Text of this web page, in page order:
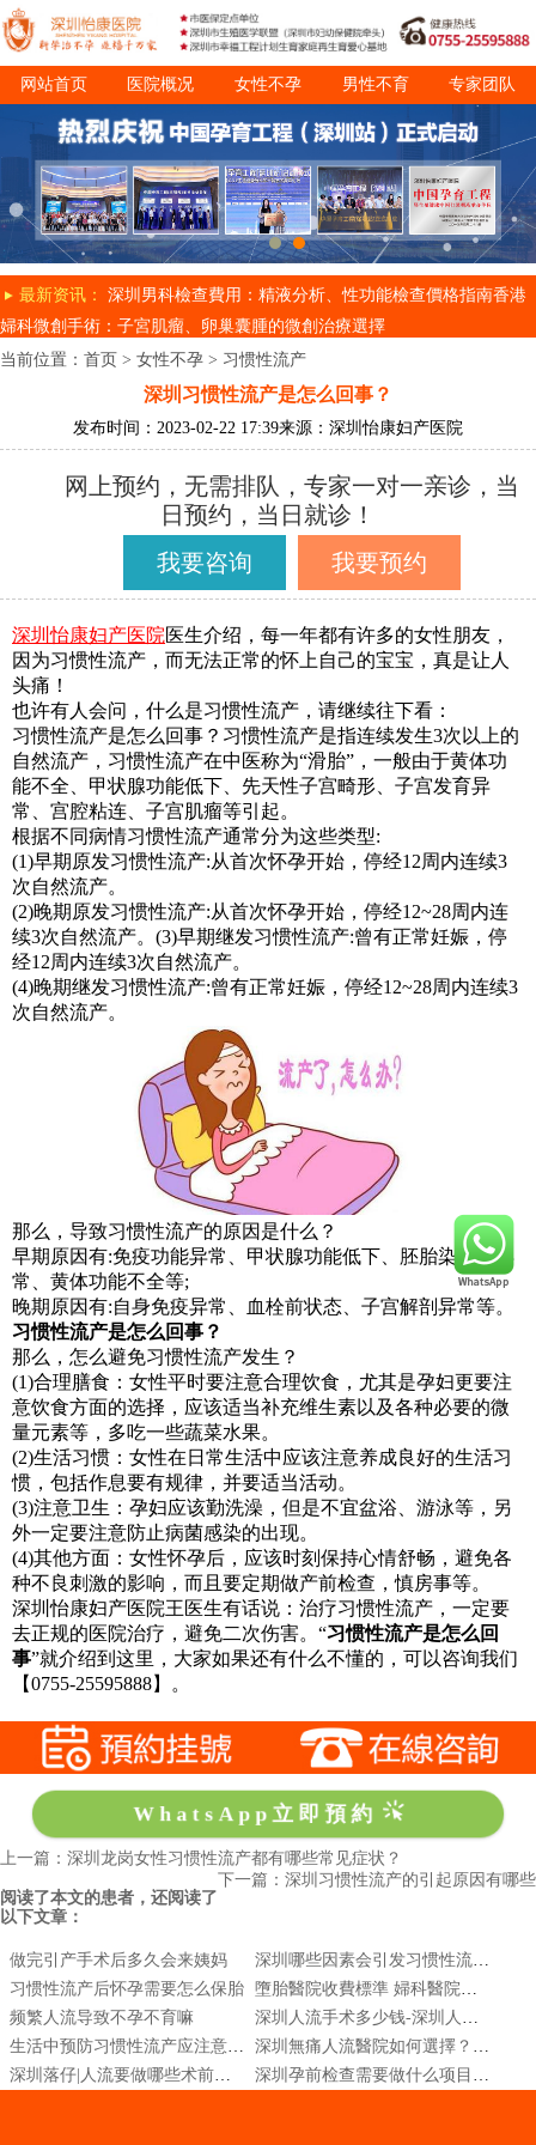
网站首页 医院概况 女性不孕 男性不育 专家团队
诊疗项目 就医指南
最新资讯： 深圳男科檢查費用：精液分析、性功能檢查價格指南香港
婦科微創手術：子宮肌瘤、卵巢囊腫的微創治療選擇
当前位置： 首页 > 女性不孕 > 习惯性流产
深圳习惯性流产是怎么回事？
发布时间：2023-02-22 17:39来源：深圳怡康妇产医院
网上预约，无需排队，专家一对一亲诊，当
日预约，当日就诊！
我要咨询
我要预约
深圳怡康妇产医院医生介绍，每一年都有许多的女性朋友，
因为习惯性流产，而无法正常的怀上自己的宝宝，真是让人
头痛！
也许有人会问，什么是习惯性流产，请继续往下看：
习惯性流产是怎么回事？习惯性流产是指连续发生3次以上的
自然流产，习惯性流产在中医称为“滑胎”，一般由于黄体功
能不全、甲状腺功能低下、先天性子宫畸形、子宫发育异
常、宫腔粘连、子宫肌瘤等引起。
根据不同病情习惯性流产通常分为这些类型:
(1)早期原发习惯性流产:从首次怀孕开始，停经12周内连续3
次自然流产。
(2)晚期原发习惯性流产:从首次怀孕开始，停经12~28周内连
续3次自然流产。(3)早期继发习惯性流产:曾有正常妊娠，停
经12周内连续3次自然流产。
(4)晚期继发习惯性流产:曾有正常妊娠，停经12~28周内连续3
次自然流产。
那么，导致习惯性流产的原因是什么？
早期原因有:免疫功能异常、甲状腺功能低下、胚胎染色体异
常、黄体功能不全等;
晚期原因有:自身免疫异常、血栓前状态、子宫解剖异常等。
习惯性流产是怎么回事？
那么，怎么避免习惯性流产发生？
(1)合理膳食：女性平时要注意合理饮食，尤其是孕妇更要注
意饮食方面的选择，应该适当补充维生素以及各种必要的微
量元素等，多吃一些蔬菜水果。
(2)生活习惯：女性在日常生活中应该注意养成良好的生活习
惯，包括作息要有规律，并要适当活动。
(3)注意卫生：孕妇应该勤洗澡，但是不宜盆浴、游泳等，另
外一定要注意防止病菌感染的出现。
(4)其他方面：女性怀孕后，应该时刻保持心情舒畅，避免各
种不良刺激的影响，而且要定期做产前检查，慎房事等。
深圳怡康妇产医院王医生有话说：治疗习惯性流产，一定要
去正规的医院治疗，避免二次伤害。 “习惯性流产是怎么回
事”就介绍到这里，大家如果还有什么不懂的，可以咨询我们
【0755-25595888】。
WhatsApp立即預約
上一篇：深圳龙岗女性习惯性流产都有哪些常见症状？
下一篇：深圳习惯性流产的引起原因有哪些
阅读了本文的患者，还阅读了
以下文章：
做完引产手术后多久会来姨妈
深圳哪些因素会引发习惯性流产?
习惯性流产后怀孕需要怎么保胎
墮胎醫院收費標準 婦科醫院哪裏安全
频繁人流导致不孕不育嘛
深圳人流手术多少钱-深圳人流医院去哪家好
生活中预防习惯性流产应注意什么
深圳無痛人流醫院如何選擇？深圳治療人流的醫院
深圳落仔|人流要做哪些术前检查|人流微創和非微創有什麼分別
深圳孕前检查需要做什么项目?注意事项有哪些